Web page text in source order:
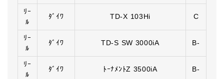
ﾘｰ
ﾙ
ﾀﾞｲﾜ TD-X 103Hi C
ﾘｰ
ﾙ
ﾀﾞｲﾜ TD-S SW 3000iA B-
ﾘｰ
ﾙ
ﾀﾞｲﾜ ﾄｰﾅﾒﾝﾄZ 3500iA B-